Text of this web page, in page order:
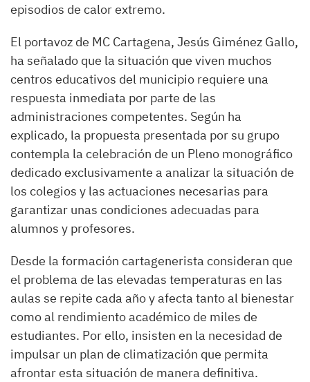
episodios de calor extremo.
El portavoz de MC Cartagena, Jesús Giménez Gallo,
ha señalado que la situación que viven muchos
centros educativos del municipio requiere una
respuesta inmediata por parte de las
administraciones competentes. Según ha
explicado, la propuesta presentada por su grupo
contempla la celebración de un Pleno monográfico
dedicado exclusivamente a analizar la situación de
los colegios y las actuaciones necesarias para
garantizar unas condiciones adecuadas para
alumnos y profesores.
Desde la formación cartagenerista consideran que
el problema de las elevadas temperaturas en las
aulas se repite cada año y afecta tanto al bienestar
como al rendimiento académico de miles de
estudiantes. Por ello, insisten en la necesidad de
impulsar un plan de climatización que permita
afrontar esta situación de manera definitiva.